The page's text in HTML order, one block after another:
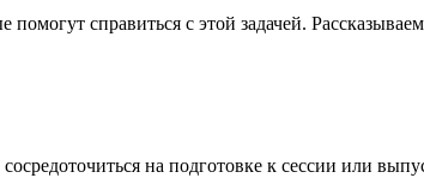
справиться с этой задачей.
на подготовке к сессии или